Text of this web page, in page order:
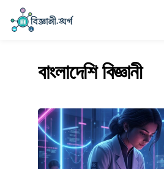
বাংলাদেশি বিজ্ঞানী